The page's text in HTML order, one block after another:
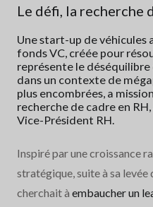
Le défi, la recherche
Une start-up de véhicules
fonds VC, créée pour
représente le
dans un contexte de
plus encombrées, a
recherche de cadre en
Vice-Président RH.
Inspiré par une croissance
stratégique, suite à sa levée
cherchait à embaucher un